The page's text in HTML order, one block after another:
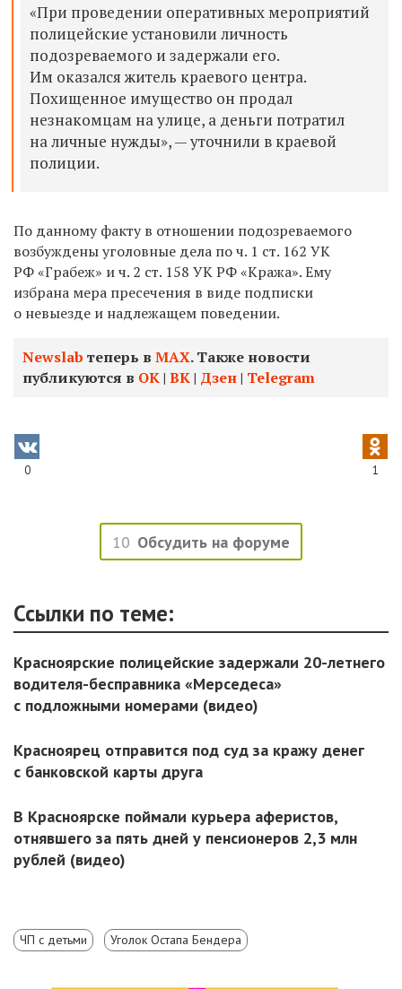
«При проведении оперативных мероприятий
полицейские установили личность
подозреваемого и задержали его.
Им оказался житель краевого центра.
Похищенное имущество он продал
незнакомцам на улице, а деньги потратил
на личные нужды», — уточнили в краевой
полиции.
По данному факту в отношении подозреваемого
возбуждены уголовные дела по ч. 1 ст. 162 УК
РФ «Грабеж» и ч. 2 ст. 158 УК РФ «Кража». Ему
избрана мера пресечения в виде подписки
о невыезде и надлежащем поведении.
Newslab теперь в МАХ. Также новости
публикуются в ОК| ВК| Дзен| Telegram
0 1
10 Обсудить на форуме
Ссылки по теме:
Красноярские полицейские задержали 20-летнего
водителя-бесправника «Мерседеса»
с подложными номерами (видео)
Красноярец отправится под суд за кражу денег
с банковской карты друга
В Красноярске поймали курьера аферистов,
отнявшего за пять дней у пенсионеров 2,3 млн
рублей (видео)
ЧП с детьми Уголок Остапа Бендера